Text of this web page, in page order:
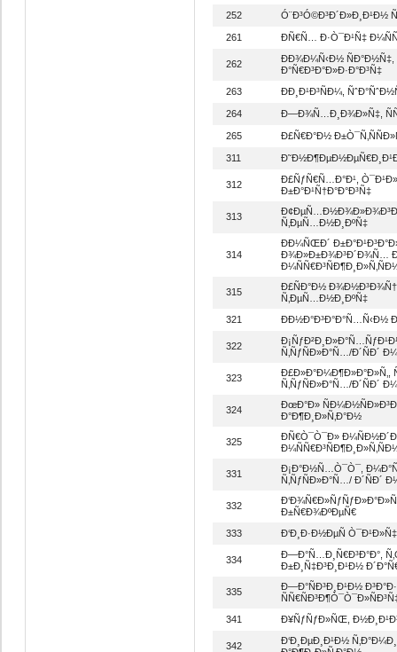
252
Ó¨Ð³Ó©Ð³Ð´Ð»Ð¸Ð¹Ð½
261 Ð­Ñ€Ñ… Ð·Ò¯Ð¹Ñ‡
262
ÐÐ¾Ð¼Ñ‹Ð½
Ð°Ñ€Ð³Ð°Ð»Ð·Ð°Ð³Ñ‡
263
ÐÐ¸Ð¹Ð³ÑÐ¼,
264 Ð—Ð¾Ñ…Ð¸Ð¾Ð»Ñ‡,
265 Ð£Ñ€Ð°Ð½
311
312
Ð£ÑƒÑ€Ñ…Ð°Ð¹,
Ð±Ð°Ð¹Ñ†Ð°Ð°Ð³Ñ‡
313
Ð¢ÐµÑ…Ð½Ð¾Ð»Ð¾Ð³Ð¸
Ñ‚ÐµÑ…Ð½Ð¸ÐºÑ‡
314
ÐÐ¼ÑŒÐ´
Ð¾Ð»Ð±Ð¾Ð³Ð´Ð¾Ñ…
315
Ð£ÑÐ°Ð½
Ñ‚ÐµÑ…Ð½Ð¸ÐºÑ‡
321
ÐÐ½Ð°Ð³Ð°Ð°Ñ…Ñ‹Ð½
322
Ñ‚ÑƒÑÐ»Ð°Ñ…/Ð´ÑÐ´
323
Ð£Ð»Ð°Ð¼Ð¶Ð»Ð°Ð»Ñ‚,
Ñ‚ÑƒÑÐ»Ð°Ñ…/Ð´ÑÐ´
324
ÐœÐ°Ð»
Ð°Ð¶Ð¸Ð»Ñ‚Ð°Ð½
325
Ð­Ñ€Ò¯Ò¯Ð»
331
Ð¡Ð°Ð½Ñ…Ò¯Ò¯,
Ñ‚ÑƒÑÐ»Ð°Ñ…/ Ð´ÑÐ´
332
Ð±Ñ€Ð¾ÐºÐµÑ€
333
Ð‘Ð¸Ð·Ð½ÐµÑ
334
Ð—Ð°Ñ…Ð¸Ñ€Ð³Ð°Ð°,
Ð±Ð¸Ñ‡Ð³Ð¸Ð¹Ð½
335
Ð—Ð°ÑÐ³Ð¸Ð¹Ð½
341
Ð¥ÑƒÑƒÐ»ÑŒ,
342
Ð‘Ð¸ÐµÐ¸Ð¹Ð½